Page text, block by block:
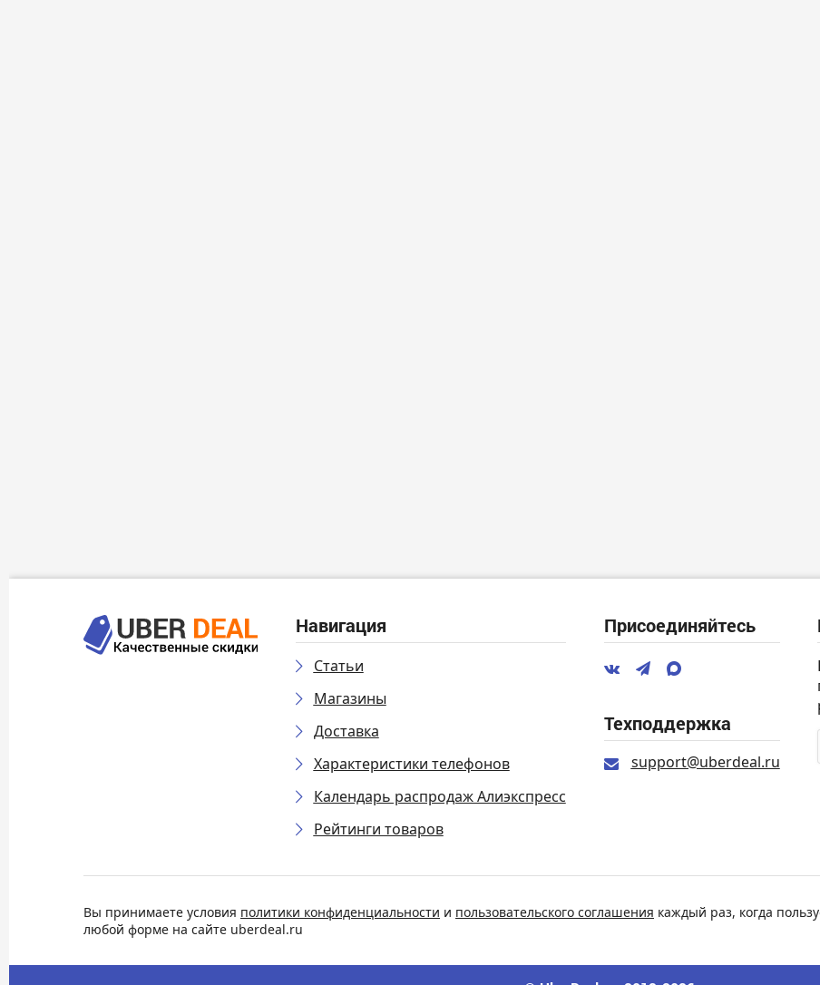
Навигация
Статьи
Магазины
Доставка
Характеристики телефонов
Календарь распродаж Алиэкспресс
Рейтинги товаров
Присоединяйтесь
Техподдержка
support@uberdeal.ru
Вы принимаете условия политики конфиденциальности и пользовательского соглашения каждый раз, когда
любой форме на сайте uberdeal.ru